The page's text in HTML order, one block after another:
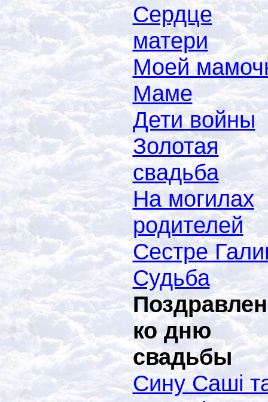
Сердце
матери
Моей
Маме
Дети войны
Золотая
свадьба
На могилах
родителей
Сестре
Судьба
ко дню
свадьбы
Сину Саші